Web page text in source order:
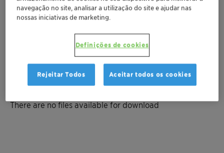
Solicitar amostra
Peça uma cotação
Documentation
There are no files available for download
navegação no site, analisar a utilização do site e ajudar nas
nossas iniciativas de marketing.
Definições de cookies
Rejeitar Todos Aceitar todos os cookies